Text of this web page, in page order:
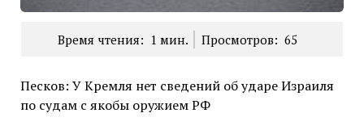
Время чтения: 1 мин. Просмотров: 65
Песков: У Кремля нет сведений об ударе Израиля
по судам с якобы оружием РФ